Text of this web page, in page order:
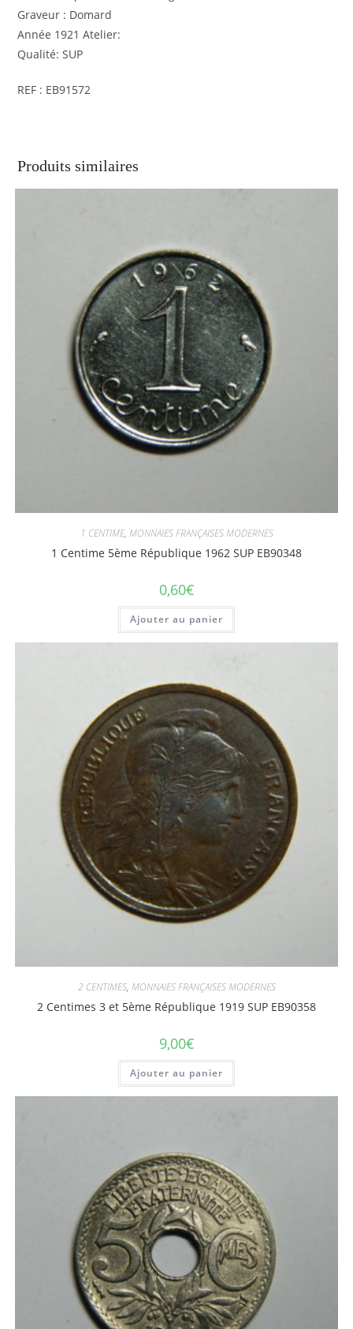
Graveur : Domard
Année 1921 Atelier:
Qualité: SUP
REF : EB91572
Produits similaires
1 CENTIME, MONNAIES FRANÇAISES MODERNES
1 Centime 5ème République 1962 SUP EB90348
0,60€
Ajouter au panier
2 CENTIMES, MONNAIES FRANÇAISES MODERNES
2 Centimes 3 et 5ème République 1919 SUP EB90358
9,00€
Ajouter au panier